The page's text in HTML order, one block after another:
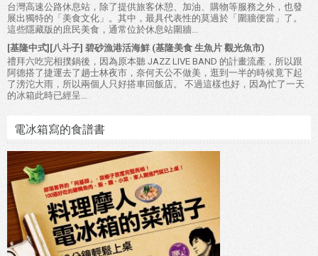
台灣高速公路休息站，除了提供旅客休憩、加油、購物等服務之外，也發
展出獨特的「美食文化」。其中，最具代表性的莫過於「圍牆便當」了。
這些隱藏版的庶民美食，通常位於休息站圍牆...
[基隆中式][八斗子] 碧砂漁港活海鮮 (基隆美食 生魚片 觀光魚市)
禮拜六吃完相撲鍋後，因為原本聽 JAZZ LIVE BAND 的計畫流產，所以跟
阿德搭了捷運去了趟士林夜市，奈何天公不做美，逛到一半的時候竟下起
了滂沱大雨，所以兩個人只好搭車回飯店。 不過這樣也好，因為忙了一天
的冰箱此時已經呈...
電冰箱寫的食譜書